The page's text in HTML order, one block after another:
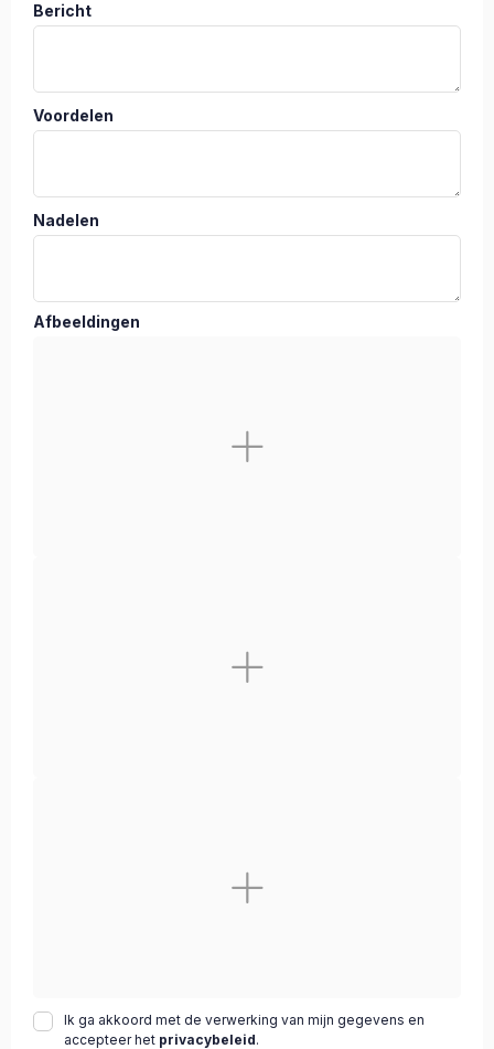
Bericht
Voordelen
Nadelen
Afbeeldingen
Ik ga akkoord met de verwerking van mijn gegevens en
accepteer het privacybeleid.